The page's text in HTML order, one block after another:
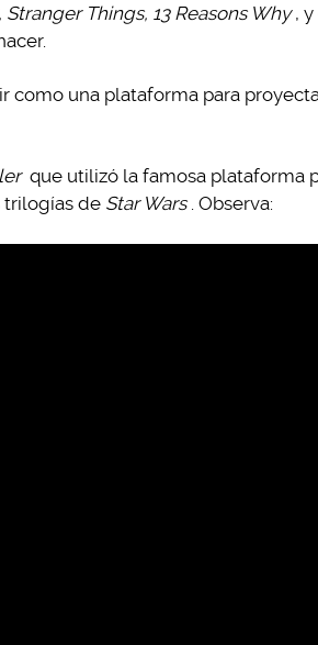
Things, 13 Reasons Why ,
una plataforma para
que utilizó la famosa plataforma
trilogías de Star Wars . Observa: